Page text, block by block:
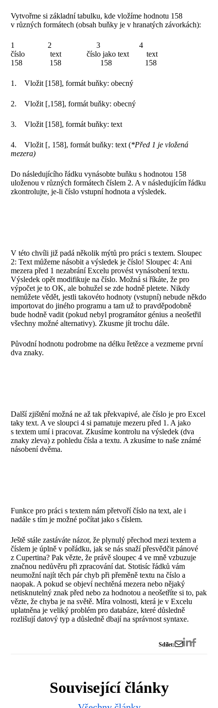
Vytvořme si základní tabulku, kde vložíme hodnotu 158
v různých formátech (obsah buňky je v hranatých závorkách):
1 2 3 4
číslo text číslo jako text text
158 158 158 158
1. Vložit [158], formát buňky: obecný
2. Vložit [‚158], formát buňky: obecný
3. Vložit [158], formát buňky: text
4. Vložit [‚ 158], formát buňky: text (*Před 1 je vložená
mezera)
Do následujícího řádku vynásobte buňku s hodnotou 158
uloženou v různých formátech číslem 2. A v následujícím řádku
zkontrolujte, je-li číslo vstupní hodnota a výsledek.
V této chvíli již padá několik mýtů pro práci s textem. Sloupec
2: Text můžeme násobit a výsledek je číslo! Sloupec 4: Ani
mezera před 1 nezabrání Excelu provést vynásobení textu.
Výsledek opět modifikuje na číslo. Možná si říkáte, že pro
výpočet je to OK, ale bohužel se zde hodně pletete. Nikdy
nemůžete vědět, jestli takovéto hodnoty (vstupní) nebude někdo
importovat do jiného programu a tam už to pravděpodobně
bude hodně vadit (pokud nebyl programátor génius a neošetřil
všechny možné alternativy). Zkusme jít trochu dále.
Původní hodnotu podrobme na délku řetězce a vezmeme první
dva znaky.
Další zjištění možná ne až tak překvapivé, ale číslo je pro Excel
taky text. A ve sloupci 4 si pamatuje mezeru před 1. A jako
s textem umí i pracovat. Zkusíme kontrolu na výsledek (dva
znaky zleva) z pohledu čísla a textu. A zkusíme to naše známé
násobení dvěma.
Funkce pro práci s textem nám přetvoří číslo na text, ale i
nadále s tím je možné počítat jako s číslem.
Ještě stále zastáváte názor, že plynulý přechod mezi textem a
číslem je úplně v pořádku, jak se nás snaží přesvědčit pánové
z Cupertina? Pak vězte, že právě sloupec 4 ve mně vzbuzuje
značnou nedůvěru při zpracování dat. Stotisíc řádků vám
neumožní najít těch pár chyb při přeměně textu na číslo a
naopak. A pokud se objeví nechtěná mezera nebo nějaký
netisknutelný znak před nebo za hodnotou a neošetříte si to, pak
vězte, že chyba je na světě. Míra volnosti, která je v Excelu
uplatněna je veliký problém pro databáze, které důsledně
rozlišují datový typ a důsledně dbají na správnost syntaxe.
Sdílet:
Související články